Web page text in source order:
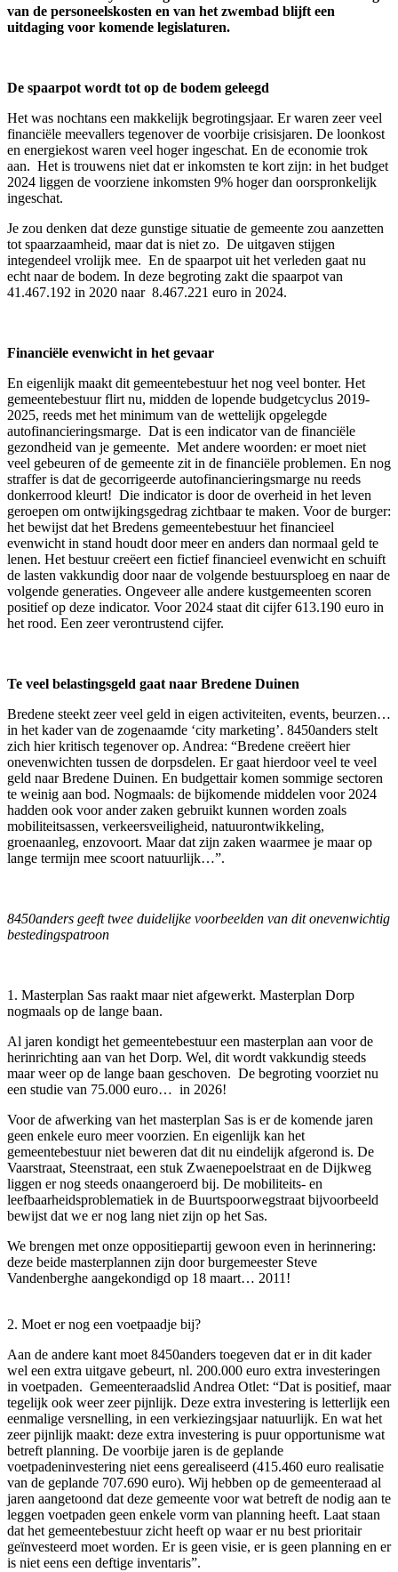
van de personeelskosten en van het zwembad blijft een
uitdaging voor komende legislaturen.
De spaarpot wordt tot op de bodem geleegd
Het was nochtans een makkelijk begrotingsjaar. Er waren zeer veel
financiële meevallers tegenover de voorbije crisisjaren. De loonkost
en energiekost waren veel hoger ingeschat. En de economie trok
aan. Het is trouwens niet dat er inkomsten te kort zijn: in het budget
2024 liggen de voorziene inkomsten 9% hoger dan oorspronkelijk
ingeschat.
Je zou denken dat deze gunstige situatie de gemeente zou aanzetten
tot spaarzaamheid, maar dat is niet zo. De uitgaven stijgen
integendeel vrolijk mee. En de spaarpot uit het verleden gaat nu
echt naar de bodem. In deze begroting zakt die spaarpot van
41.467.192 in 2020 naar 8.467.221 euro in 2024.
Financiële evenwicht in het gevaar
En eigenlijk maakt dit gemeentebestuur het nog veel bonter. Het
gemeentebestuur flirt nu, midden de lopende budgetcyclus 2019-
2025, reeds met het minimum van de wettelijk opgelegde
autofinancieringsmarge. Dat is een indicator van de financiële
gezondheid van je gemeente. Met andere woorden: er moet niet
veel gebeuren of de gemeente zit in de financiële problemen. En nog
straffer is dat de gecorrigeerde autofinancieringsmarge nu reeds
donkerrood kleurt! Die indicator is door de overheid in het leven
geroepen om ontwijkingsgedrag zichtbaar te maken. Voor de burger:
het bewijst dat het Bredens gemeentebestuur het financieel
evenwicht in stand houdt door meer en anders dan normaal geld te
lenen. Het bestuur creëert een fictief financieel evenwicht en schuift
de lasten vakkundig door naar de volgende bestuursploeg en naar de
volgende generaties. Ongeveer alle andere kustgemeenten scoren
positief op deze indicator. Voor 2024 staat dit cijfer 613.190 euro in
het rood. Een zeer verontrustend cijfer.
Te veel belastingsgeld gaat naar Bredene Duinen
Bredene steekt zeer veel geld in eigen activiteiten, events, beurzen…
in het kader van de zogenaamde ‘city marketing’. 8450anders stelt
zich hier kritisch tegenover op. Andrea: “Bredene creëert hier
onevenwichten tussen de dorpsdelen. Er gaat hierdoor veel te veel
geld naar Bredene Duinen. En budgettair komen sommige sectoren
te weinig aan bod. Nogmaals: de bijkomende middelen voor 2024
hadden ook voor ander zaken gebruikt kunnen worden zoals
mobiliteitsassen, verkeersveiligheid, natuurontwikkeling,
groenaanleg, enzovoort. Maar dat zijn zaken waarmee je maar op
lange termijn mee scoort natuurlijk…”.
8450anders geeft twee duidelijke voorbeelden van dit onevenwichtig
bestedingspatroon
1. Masterplan Sas raakt maar niet afgewerkt. Masterplan Dorp
nogmaals op de lange baan.
Al jaren kondigt het gemeentebestuur een masterplan aan voor de
herinrichting aan van het Dorp. Wel, dit wordt vakkundig steeds
maar weer op de lange baan geschoven. De begroting voorziet nu
een studie van 75.000 euro… in 2026!
Voor de afwerking van het masterplan Sas is er de komende jaren
geen enkele euro meer voorzien. En eigenlijk kan het
gemeentebestuur niet beweren dat dit nu eindelijk afgerond is. De
Vaarstraat, Steenstraat, een stuk Zwaenepoelstraat en de Dijkweg
liggen er nog steeds onaangeroerd bij. De mobiliteits- en
leefbaarheidsproblematiek in de Buurtspoorwegstraat bijvoorbeeld
bewijst dat we er nog lang niet zijn op het Sas.
We brengen met onze oppositiepartij gewoon even in herinnering:
deze beide masterplannen zijn door burgemeester Steve
Vandenberghe aangekondigd op 18 maart… 2011!
2. Moet er nog een voetpaadje bij?
Aan de andere kant moet 8450anders toegeven dat er in dit kader
wel een extra uitgave gebeurt, nl. 200.000 euro extra investeringen
in voetpaden. Gemeenteraadslid Andrea Otlet: “Dat is positief, maar
tegelijk ook weer zeer pijnlijk. Deze extra investering is letterlijk een
eenmalige versnelling, in een verkiezingsjaar natuurlijk. En wat het
zeer pijnlijk maakt: deze extra investering is puur opportunisme wat
betreft planning. De voorbije jaren is de geplande
voetpadeninvestering niet eens gerealiseerd (415.460 euro realisatie
van de geplande 707.690 euro). Wij hebben op de gemeenteraad al
jaren aangetoond dat deze gemeente voor wat betreft de nodig aan te
leggen voetpaden geen enkele vorm van planning heeft. Laat staan
dat het gemeentebestuur zicht heeft op waar er nu best prioritair
geïnvesteerd moet worden. Er is geen visie, er is geen planning en er
is niet eens een deftige inventaris”.